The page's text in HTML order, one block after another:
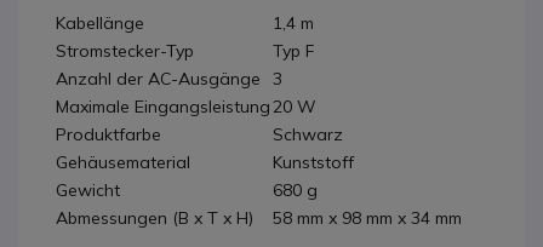
Kabellänge
1,4 m
Stromstecker-Typ
Typ F
Anzahl der AC-Ausgänge
3
Maximale Eingangsleistung20 W
Produktfarbe
Schwarz
Gehäusematerial
Kunststoff
Gewicht
680 g
Abmessungen (B x T x H)
58 mm x 98 mm x 34 mm